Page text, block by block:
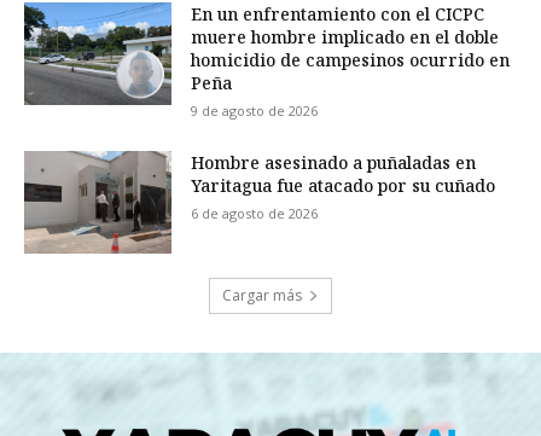
En un enfrentamiento con el CICPC
muere hombre implicado en el doble
homicidio de campesinos ocurrido en
Peña
9 de agosto de 2026
Hombre asesinado a puñaladas en
Yaritagua fue atacado por su cuñado
6 de agosto de 2026
Cargar más